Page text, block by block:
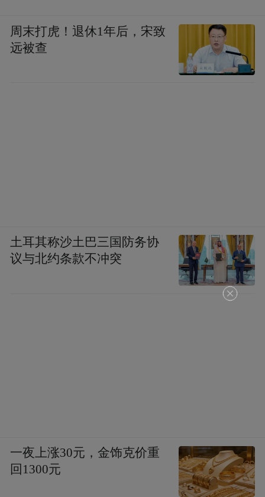
周末打虎！退休1年后，宋致
远被查
土耳其称沙土巴三国防务协
议与北约条款不冲突
一夜上涨30元，金饰克价重
回1300元